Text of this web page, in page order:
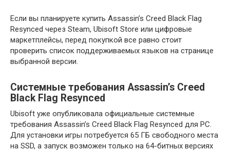
Если вы планируете купить Assassin’s Creed Black Flag
Resynced через Steam, Ubisoft Store или цифровые
маркетплейсы, перед покупкой все равно стоит
проверить список поддерживаемых языков на странице
выбранной версии.
Системные требования Assassin’s Creed
Black Flag Resynced
Ubisoft уже опубликовала официальные системные
требования Assassin’s Creed Black Flag Resynced для PC.
Для установки игры потребуется 65 ГБ свободного места
на SSD, а запуск возможен только на 64-битных версиях